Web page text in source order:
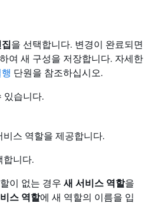
을 선택합니다. 변경이 완료되면
여 새 구성을 저장합니다. 자세한
단원을 참조하십시오.
있습니다.
스 역할을 제공합니다.
합니다.
이 없는 경우 새 서비스 역할을
스 역할에 새 역할의 이름을 입